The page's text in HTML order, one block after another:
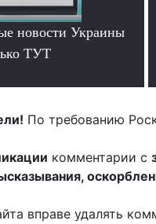
новости Украины
ТУТ
По требованию
комментарии с
вправе удалять